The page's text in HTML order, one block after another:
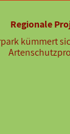
Regionale
kümmert